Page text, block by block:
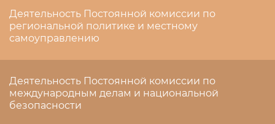
Деятельность Постоянной комиссии по
региональной политике и местному
самоуправлению
Деятельность Постоянной комиссии по
международным делам и национальной
безопасности